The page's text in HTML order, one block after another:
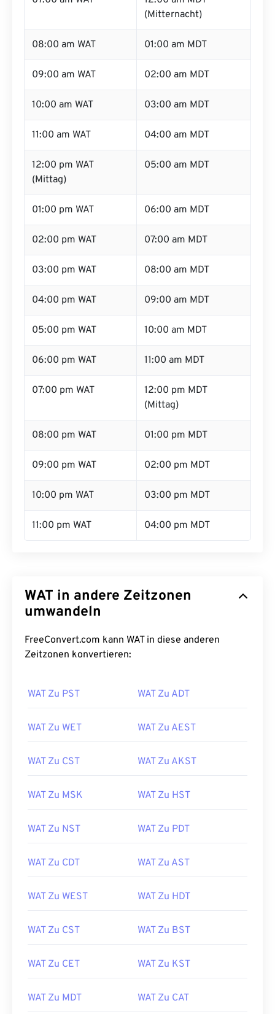
(Mitternacht)
08:00 am WAT 01:00 am MDT
09:00 am WAT 02:00 am MDT
10:00 am WAT 03:00 am MDT
11:00 am WAT 04:00 am MDT
12:00 pm WAT
(Mittag)
05:00 am MDT
01:00 pm WAT 06:00 am MDT
02:00 pm WAT 07:00 am MDT
03:00 pm WAT 08:00 am MDT
04:00 pm WAT 09:00 am MDT
05:00 pm WAT 10:00 am MDT
06:00 pm WAT 11:00 am MDT
07:00 pm WAT
12:00 pm MDT
(Mittag)
08:00 pm WAT 01:00 pm MDT
09:00 pm WAT 02:00 pm MDT
10:00 pm WAT 03:00 pm MDT
11:00 pm WAT 04:00 pm MDT
WAT in andere Zeitzonen
umwandeln
FreeConvert.com kann WAT in diese anderen
Zeitzonen konvertieren:
WAT Zu PST WAT Zu ADT
WAT Zu WET WAT Zu AEST
WAT Zu CST WAT Zu AKST
WAT Zu MSK WAT Zu HST
WAT Zu NST WAT Zu PDT
WAT Zu CDT WAT Zu AST
WAT Zu WEST WAT Zu HDT
WAT Zu CST WAT Zu BST
WAT Zu CET WAT Zu KST
WAT Zu MDT WAT Zu CAT